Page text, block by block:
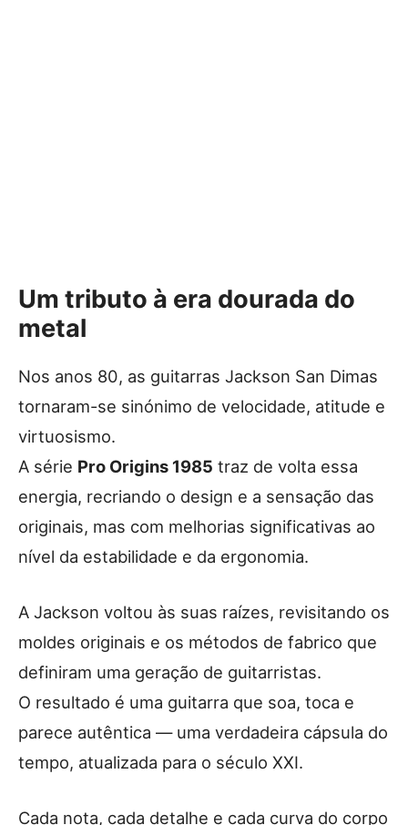
Um tributo à era dourada do
metal
Nos anos 80, as guitarras Jackson San Dimas
tornaram-se sinónimo de velocidade, atitude e
virtuosismo.
A série Pro Origins 1985 traz de volta essa
energia, recriando o design e a sensação das
originais, mas com melhorias significativas ao
nível da estabilidade e da ergonomia.
A Jackson voltou às suas raízes, revisitando os
moldes originais e os métodos de fabrico que
definiram uma geração de guitarristas.
O resultado é uma guitarra que soa, toca e
parece autêntica — uma verdadeira cápsula do
tempo, atualizada para o século XXI.
Cada nota, cada detalhe e cada curva do corpo